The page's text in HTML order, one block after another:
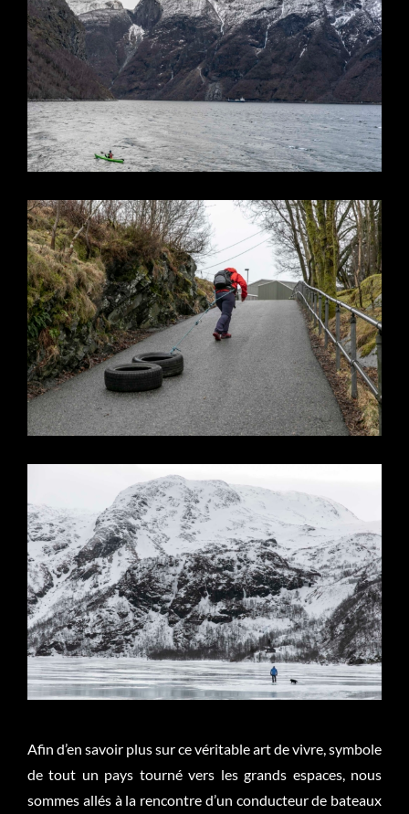
Afin d’en savoir plus sur ce véritable art de vivre, symbole
de tout un pays tourné vers les grands espaces, nous
sommes allés à la rencontre d’un conducteur de bateaux